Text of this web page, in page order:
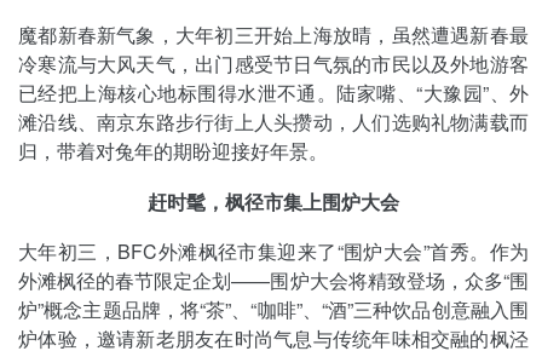
魔都新春新气象，大年初三开始上海放晴，虽然遭遇新春最
冷寒流与大风天气，出门感受节日气氛的市民以及外地游客
已经把上海核心地标围得水泄不通。陆家嘴、“大豫园”、外
滩沿线、南京东路步行街上人头攒动，人们选购礼物满载而
归，带着对兔年的期盼迎接好年景。
赶时髦，枫径市集上围炉大会
大年初三，BFC外滩枫径市集迎来了“围炉大会”首秀。作为
外滩枫径的春节限定企划——围炉大会将精致登场，众多“围
炉”概念主题品牌，将“茶”、“咖啡”、“酒”三种饮品创意融入围
炉体验，邀请新老朋友在时尚气息与传统年味相交融的枫泾